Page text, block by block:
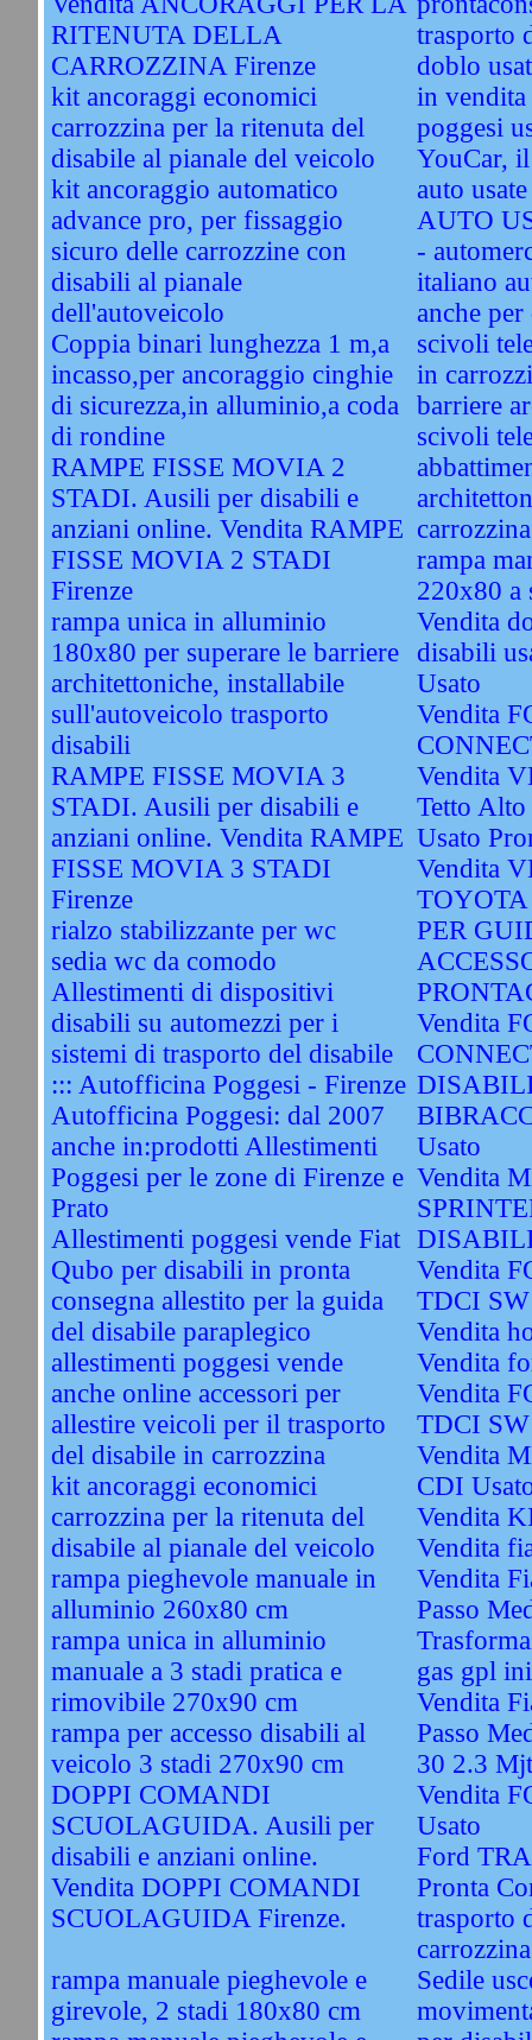
RITENUTA DELLA
CARROZZINA Firenze
kit ancoraggi economici
carrozzina per la ritenuta del
disabile al pianale del veicolo
kit ancoraggio automatico
advance pro, per fissaggio
sicuro delle carrozzine con
disabili al pianale
dell'autoveicolo
Coppia binari lunghezza 1 m,a
incasso,per ancoraggio cinghie
di sicurezza,in alluminio,a coda
di rondine
RAMPE FISSE MOVIA 2
STADI. Ausili per disabili e
anziani online. Vendita RAMPE
FISSE MOVIA 2 STADI
Firenze
rampa unica in alluminio
180x80 per superare le barriere
architettoniche, installabile
sull'autoveicolo trasporto
disabili
RAMPE FISSE MOVIA 3
STADI. Ausili per disabili e
anziani online. Vendita RAMPE
FISSE MOVIA 3 STADI
Firenze
rialzo stabilizzante per wc
sedia wc da comodo
Allestimenti di dispositivi
disabili su automezzi per i
sistemi di trasporto del disabile
::: Autofficina Poggesi - Firenze
Autofficina Poggesi: dal 2007
anche in:prodotti Allestimenti
Poggesi per le zone di Firenze e
Prato
Allestimenti poggesi vende Fiat
Qubo per disabili in pronta
consegna allestito per la guida
del disabile paraplegico
allestimenti poggesi vende
anche online accessori per
allestire veicoli per il trasporto
del disabile in carrozzina
kit ancoraggi economici
carrozzina per la ritenuta del
disabile al pianale del veicolo
rampa pieghevole manuale in
alluminio 260x80 cm
rampa unica in alluminio
manuale a 3 stadi pratica e
rimovibile 270x90 cm
rampa per accesso disabili al
veicolo 3 stadi 270x90 cm
DOPPI COMANDI
SCUOLAGUIDA. Ausili per
disabili e anziani online.
Vendita DOPPI COMANDI
SCUOLAGUIDA Firenze.
rampa manuale pieghevole e
girevole, 2 stadi 180x80 cm
trasporto
doblo
in
poggesi
YouCar,
auto
AUTO
-
italiano
anche
scivoli
in
barriere
scivoli
rampa
220x80 a
Vendita
disabili
Usato
Vendita
Vendita
Tetto
Usato
Vendita
PER
Vendita
Usato
Vendita
Vendita
TDCI
Vendita
Vendita
Vendita
TDCI
Vendita
CDI
Vendita
Vendita
Vendita
Passo
gas gpl
Vendita
Passo
30 2.3
Vendita
Usato
Ford
Pronta
trasporto
carrozzina
Sedile